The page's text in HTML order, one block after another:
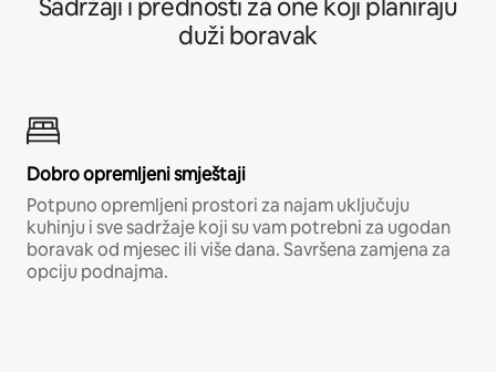
Sadržaji i prednosti za one koji planiraju
duži boravak
Dobro opremljeni smještaji
Potpuno opremljeni prostori za najam uključuju
kuhinju i sve sadržaje koji su vam potrebni za ugodan
boravak od mjesec ili više dana. Savršena zamjena za
opciju podnajma.